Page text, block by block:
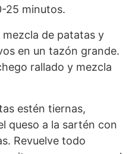
25 minutos.
de patatas y
en un tazón grande.
rallado y mezcla
estén tiernas,
queso a la sartén con
Revuelve todo